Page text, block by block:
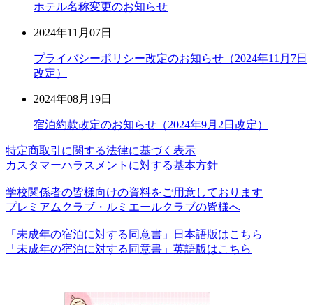
ホテル名称変更のお知らせ
2024年11月07日
プライバシーポリシー改定のお知らせ（2024年11月7日
改定）
2024年08月19日
宿泊約款改定のお知らせ（2024年9月2日改定）
特定商取引に関する法律に基づく表示
カスタマーハラスメントに対する基本方針
学校関係者の皆様向けの資料をご用意しております
プレミアムクラブ・ルミエールクラブの皆様へ
「未成年の宿泊に対する同意書」日本語版はこちら
「未成年の宿泊に対する同意書」英語版はこちら